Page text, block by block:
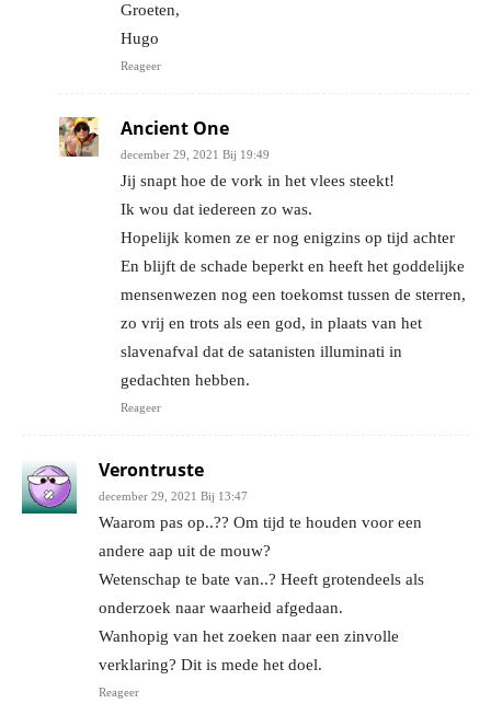
Groeten,
Hugo
Reageer
Ancient One
december 29, 2021 Bij 19:49
Jij snapt hoe de vork in het vlees steekt!
Ik wou dat iedereen zo was.
Hopelijk komen ze er nog enigzins op tijd achter
En blijft de schade beperkt en heeft het goddelijke
mensenwezen nog een toekomst tussen de sterren,
zo vrij en trots als een god, in plaats van het
slavenafval dat de satanisten illuminati in
gedachten hebben.
Reageer
Verontruste
december 29, 2021 Bij 13:47
Waarom pas op..?? Om tijd te houden voor een
andere aap uit de mouw?
Wetenschap te bate van..? Heeft grotendeels als
onderzoek naar waarheid afgedaan.
Wanhopig van het zoeken naar een zinvolle
verklaring? Dit is mede het doel.
Reageer